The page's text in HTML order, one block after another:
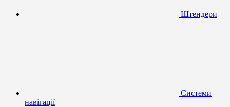
Штендери
Системи
навігації